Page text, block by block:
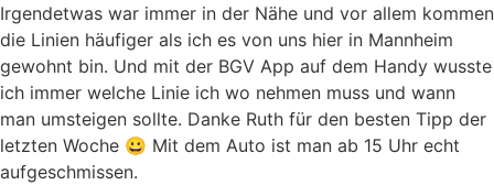
Irgendetwas war immer in der Nähe und vor allem kommen
die Linien häufiger als ich es von uns hier in Mannheim
gewohnt bin. Und mit der BGV App auf dem Handy wusste
ich immer welche Linie ich wo nehmen muss und wann
man umsteigen sollte. Danke Ruth für den besten Tipp der
letzten Woche 😀 Mit dem Auto ist man ab 15 Uhr echt
aufgeschmissen.